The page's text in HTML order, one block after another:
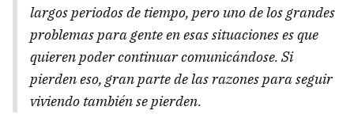
largos periodos de tiempo, pero uno de los grandes
problemas para gente en esas situaciones es que
quieren poder continuar comunicándose. Si
pierden eso, gran parte de las razones para seguir
viviendo también se pierden.